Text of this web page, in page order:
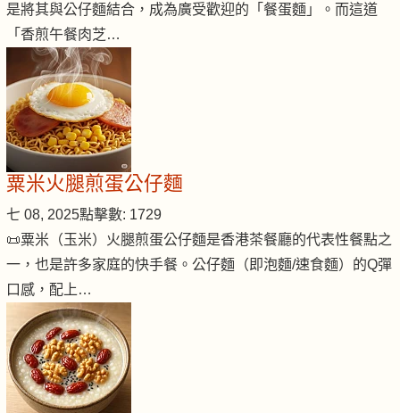
是將其與公仔麵結合，成為廣受歡迎的「餐蛋麵」。而這道
「香煎午餐肉芝…
粟米火腿煎蛋公仔麵
七 08, 2025點擊數: 1729
📜粟米（玉米）火腿煎蛋公仔麵是香港茶餐廳的代表性餐點之
一，也是許多家庭的快手餐。公仔麵（即泡麵/速食麵）的Q彈
口感，配上…